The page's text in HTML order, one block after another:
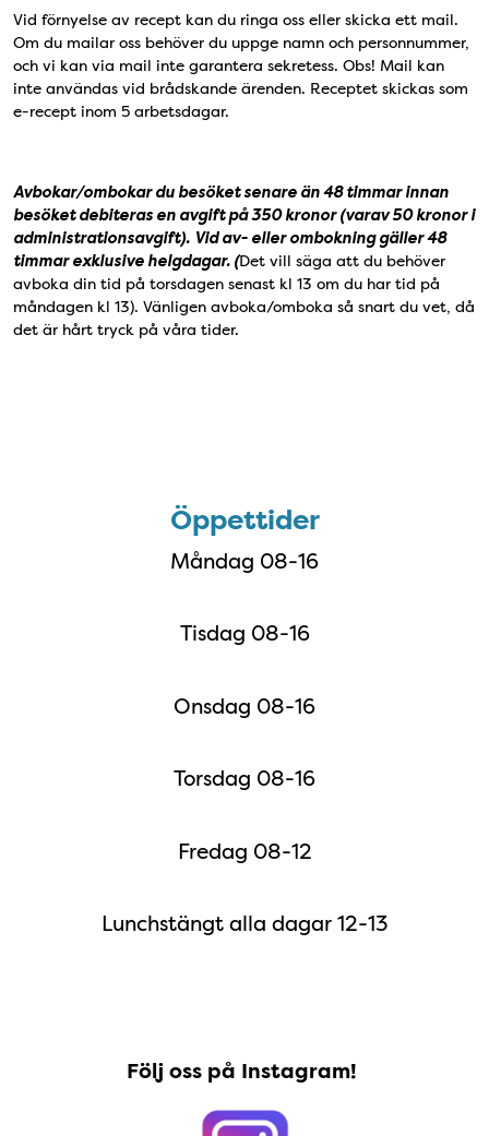
Vid förnyelse av recept kan du ringa oss eller skicka ett mail.
Om du mailar oss behöver du uppge namn och personnummer,
och vi kan via mail inte garantera sekretess. Obs! Mail kan
inte användas vid brådskande ärenden. Receptet skickas som
e-recept inom 5 arbetsdagar.
Avbokar/ombokar du besöket senare än 48 timmar innan
besöket debiteras en avgift på 350 kronor (varav 50 kronor i
administrationsavgift). Vid av- eller ombokning gäller 48
timmar exklusive helgdagar. (Det vill säga att du behöver
avboka din tid på torsdagen senast kl 13 om du har tid på
måndagen kl 13). Vänligen avboka/omboka så snart du vet, då
det är hårt tryck på våra tider.
ÖppettiderÖppettider
Måndag 08-16
Tisdag 08-16
Onsdag 08-16
Torsdag 08-16
Fredag 08-12
Lunchstängt alla dagar 12-13
InstagramFölj oss på Instagram!